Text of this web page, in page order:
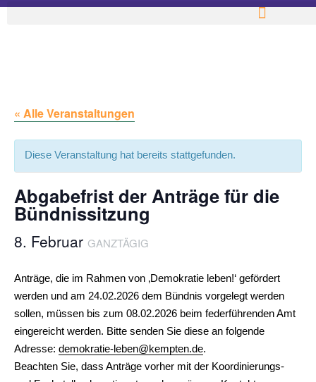
« Alle Veranstaltungen
Diese Veranstaltung hat bereits stattgefunden.
Abgabefrist der Anträge für die
Bündnissitzung
8. Februar GANZTÄGIG
Anträge, die im Rahmen von ‚Demokratie leben!‘ gefördert
werden und am 24.02.2026 dem Bündnis vorgelegt werden
sollen, müssen bis zum 08.02.2026 beim federführenden Amt
eingereicht werden. Bitte senden Sie diese an folgende
Adresse: demokratie-leben@kempten.de.
Beachten Sie, dass Anträge vorher mit der Koordinierungs-